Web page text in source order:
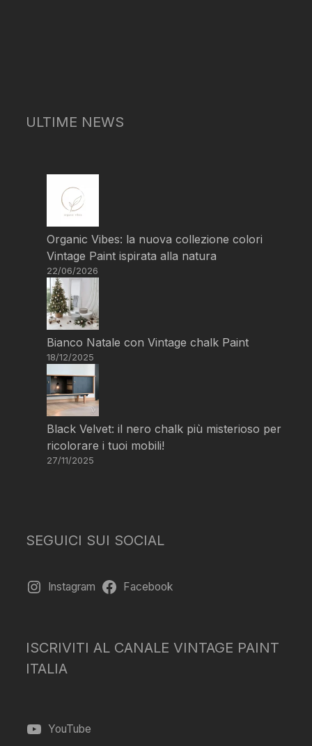
ULTIME NEWS
Organic Vibes: la nuova collezione colori
Vintage Paint ispirata alla natura
22/06/2026
Bianco Natale con Vintage chalk Paint
18/12/2025
Black Velvet: il nero chalk più misterioso per
ricolorare i tuoi mobili!
27/11/2025
SEGUICI SUI SOCIAL
Instagram Facebook
ISCRIVITI AL CANALE VINTAGE PAINT
ITALIA
YouTube